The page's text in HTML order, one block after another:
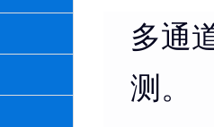
多通
测。